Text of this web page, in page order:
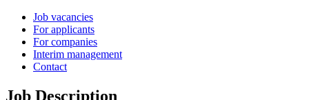
Job vacancies
For applicants
For companies
Interim management
Contact
Job Description